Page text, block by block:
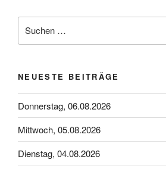
nach:
NEUESTE BEITRÄGE
Donnerstag, 06.08.2026
Mittwoch, 05.08.2026
Dienstag, 04.08.2026